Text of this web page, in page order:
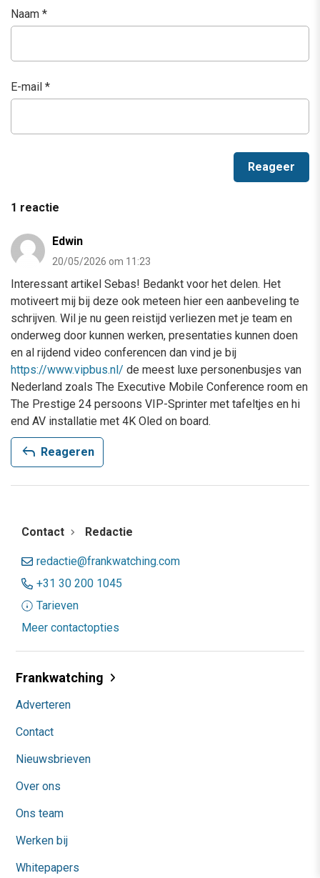
Naam *
E-mail *
1 reactie
Edwin
20/05/2026 om 11:23
Interessant artikel Sebas! Bedankt voor het delen. Het
motiveert mij bij deze ook meteen hier een aanbeveling te
schrijven. Wil je nu geen reistijd verliezen met je team en
onderweg door kunnen werken, presentaties kunnen doen
en al rijdend video conferencen dan vind je bij
https://www.vipbus.nl/ de meest luxe personenbusjes van
Nederland zoals The Executive Mobile Conference room en
The Prestige 24 persoons VIP-Sprinter met tafeltjes en hi
end AV installatie met 4K Oled on board.
reply Reageren
Contact Redactie
redactie@frankwatching.com
+31 30 200 1045
Tarieven
Meer contactopties
Frankwatching
Adverteren
Contact
Nieuwsbrieven
Over ons
Ons team
Werken bij
Whitepapers